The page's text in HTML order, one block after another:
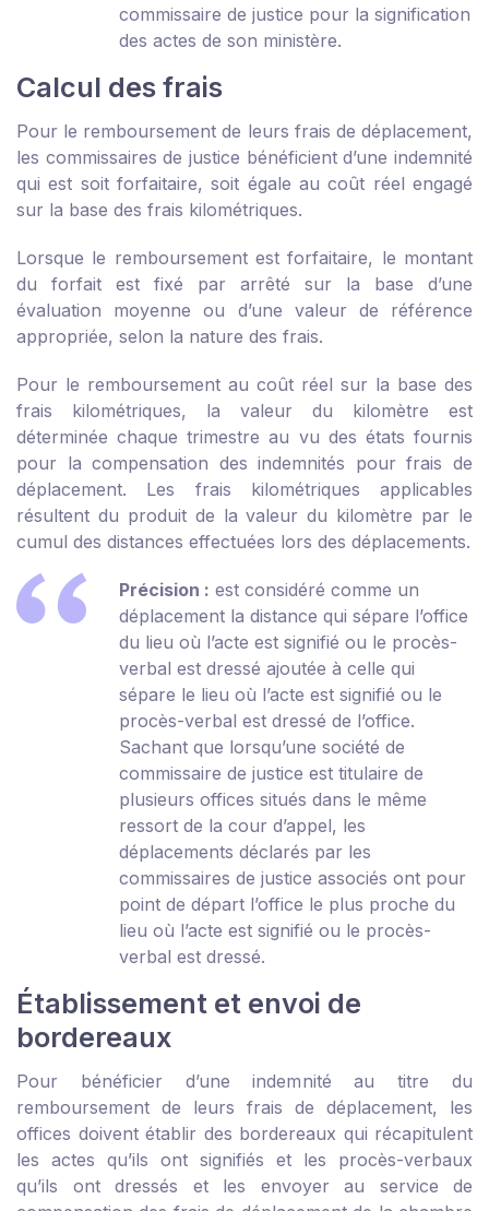
commissaire de justice pour la signification
des actes de son ministère.
Calcul des frais
Pour le remboursement de leurs frais de déplacement,
les commissaires de justice bénéficient d’une indemnité
qui est soit forfaitaire, soit égale au coût réel engagé
sur la base des frais kilométriques.
Lorsque le remboursement est forfaitaire, le montant
du forfait est fixé par arrêté sur la base d’une
évaluation moyenne ou d’une valeur de référence
appropriée, selon la nature des frais.
Pour le remboursement au coût réel sur la base des
frais kilométriques, la valeur du kilomètre est
déterminée chaque trimestre au vu des états fournis
pour la compensation des indemnités pour frais de
déplacement. Les frais kilométriques applicables
résultent du produit de la valeur du kilomètre par le
cumul des distances effectuées lors des déplacements.
Précision : est considéré comme un
déplacement la distance qui sépare l’office
du lieu où l’acte est signifié ou le procès-
verbal est dressé ajoutée à celle qui
sépare le lieu où l’acte est signifié ou le
procès-verbal est dressé de l’office.
Sachant que lorsqu’une société de
commissaire de justice est titulaire de
plusieurs offices situés dans le même
ressort de la cour d’appel, les
déplacements déclarés par les
commissaires de justice associés ont pour
point de départ l’office le plus proche du
lieu où l’acte est signifié ou le procès-
verbal est dressé.
Établissement et envoi de
bordereaux
Pour bénéficier d’une indemnité au titre du
remboursement de leurs frais de déplacement, les
offices doivent établir des bordereaux qui récapitulent
les actes qu’ils ont signifiés et les procès-verbaux
qu’ils ont dressés et les envoyer au service de